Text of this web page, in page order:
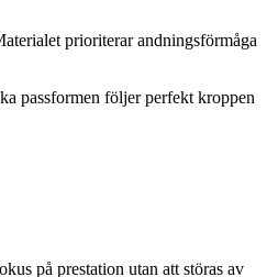
prioriterar andningsförmåga
passformen följer perfekt kroppen
på prestation utan att störas av